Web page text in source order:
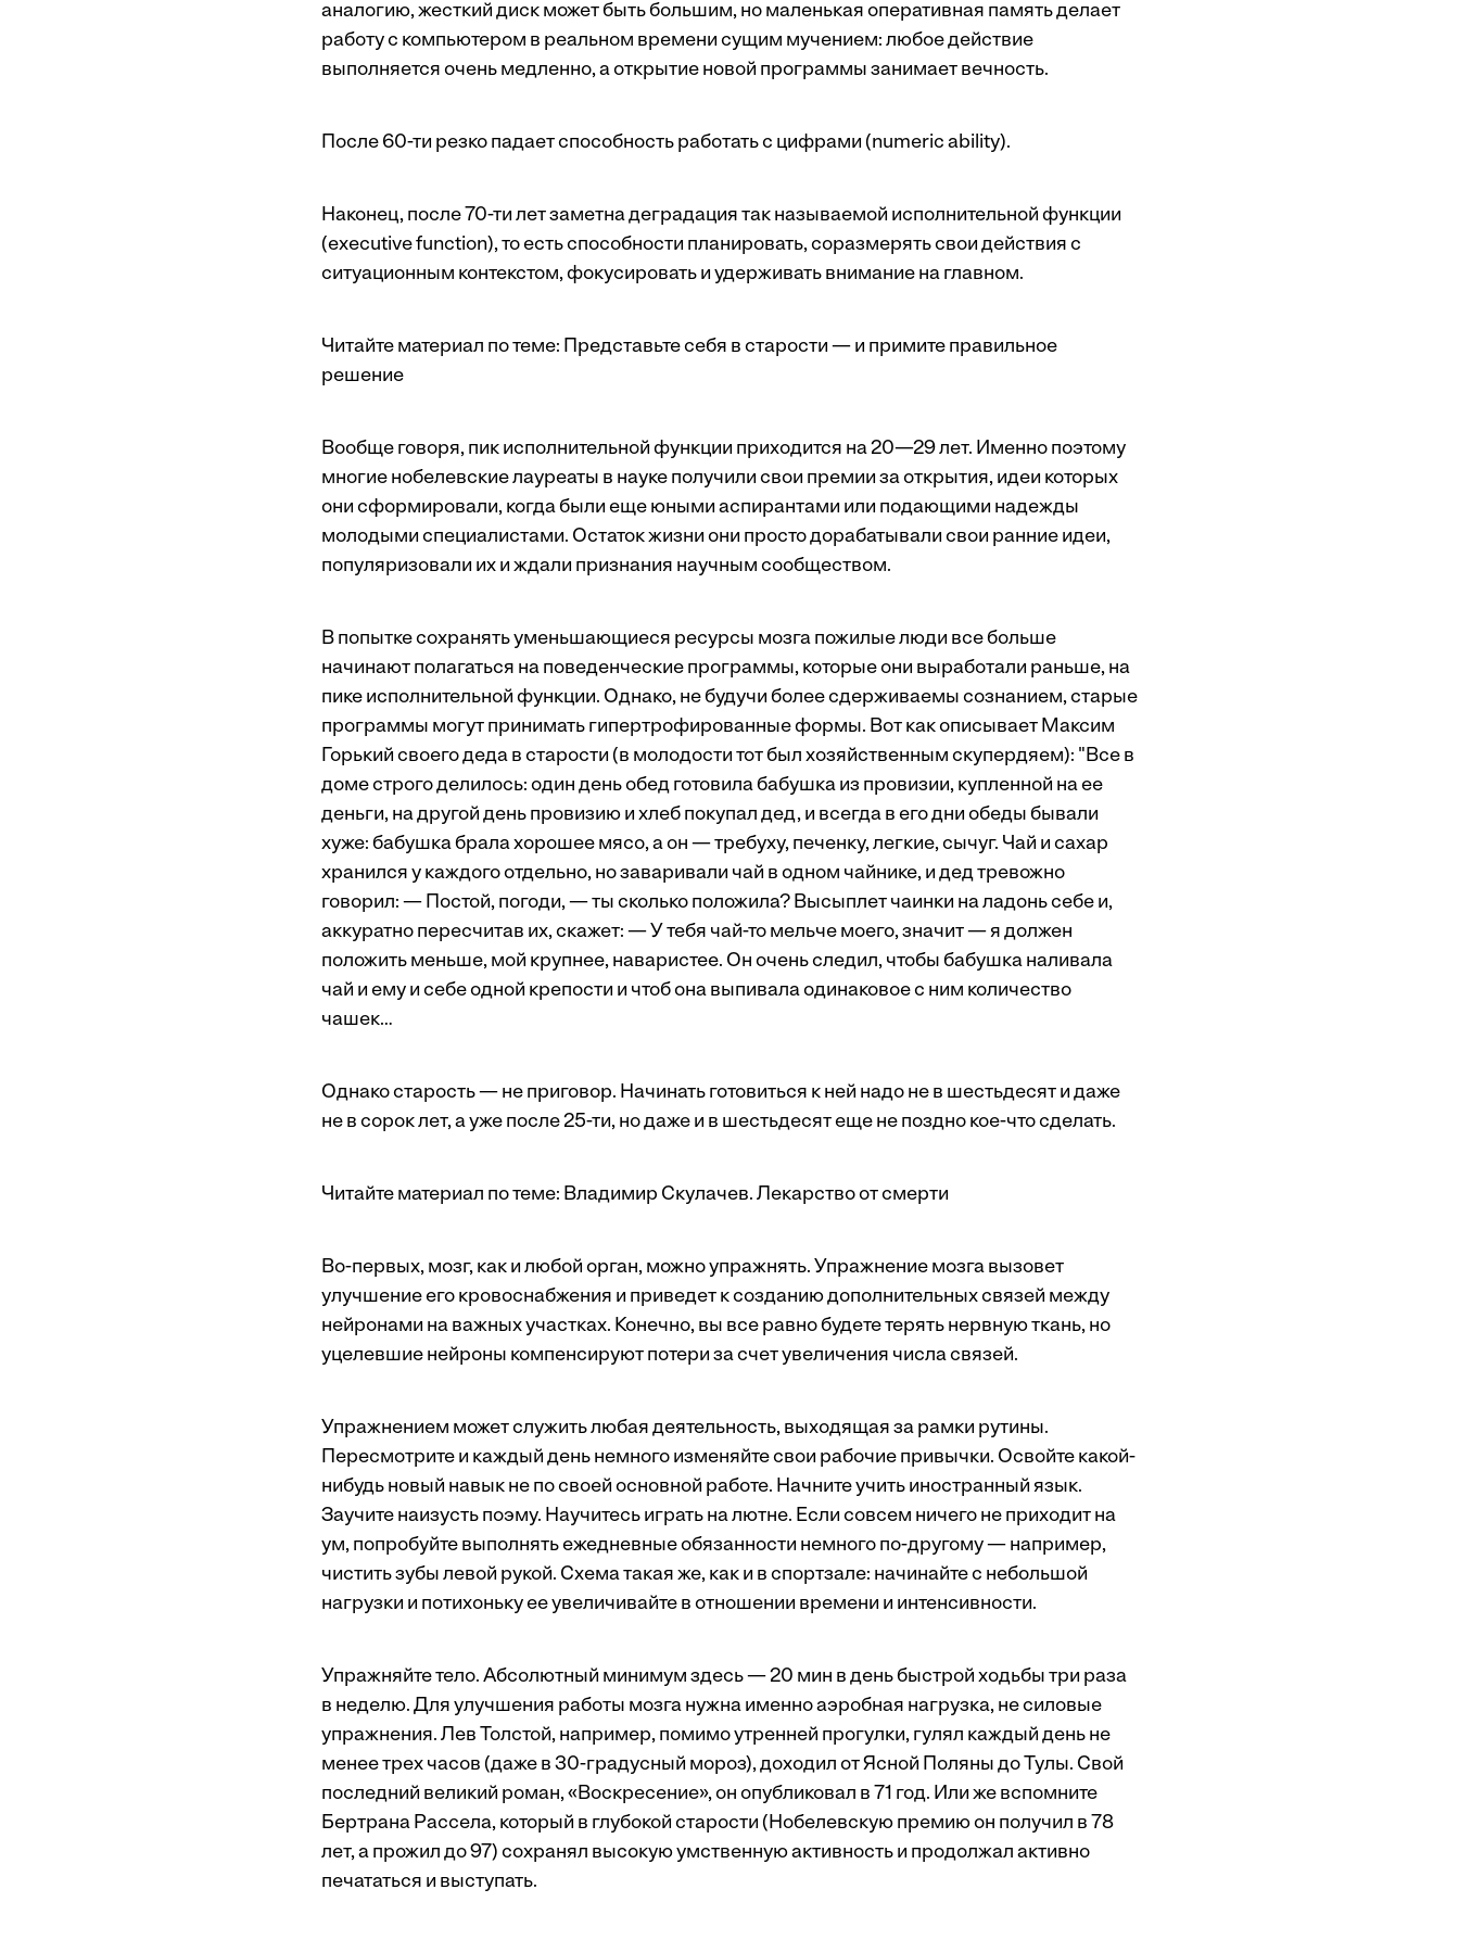
аналогию, жесткий диск может быть большим, но маленькая оперативная память делает
работу с компьютером в реальном времени сущим мучением: любое действие
выполняется очень медленно, а открытие новой программы занимает вечность.
После 60-ти резко падает способность работать с цифрами (numeric ability).
Наконец, после 70-ти лет заметна деградация так называемой исполнительной функции
(executive function), то есть способности планировать, соразмерять свои действия с
ситуационным контекстом, фокусировать и удерживать внимание на главном.
Читайте материал по теме: Представьте себя в старости — и примите правильное
решение
Вообще говоря, пик исполнительной функции приходится на 20—29 лет. Именно поэтому
многие нобелевские лауреаты в науке получили свои премии за открытия, идеи которых
они сформировали, когда были еще юными аспирантами или подающими надежды
молодыми специалистами. Остаток жизни они просто дорабатывали свои ранние идеи,
популяризовали их и ждали признания научным сообществом.
В попытке сохранять уменьшающиеся ресурсы мозга пожилые люди все больше
начинают полагаться на поведенческие программы, которые они выработали раньше, на
пике исполнительной функции. Однако, не будучи более сдерживаемы сознанием, старые
программы могут принимать гипертрофированные формы. Вот как описывает Максим
Горький своего деда в старости (в молодости тот был хозяйственным скупердяем): "Все в
доме строго делилось: один день обед готовила бабушка из провизии, купленной на ее
деньги, на другой день провизию и хлеб покупал дед, и всегда в его дни обеды бывали
хуже: бабушка брала хорошее мясо, а он — требуху, печенку, легкие, сычуг. Чай и сахар
хранился у каждого отдельно, но заваривали чай в одном чайнике, и дед тревожно
говорил: — Постой, погоди, — ты сколько положила? Высыплет чаинки на ладонь себе и,
аккуратно пересчитав их, скажет: — У тебя чай-то мельче моего, значит — я должен
положить меньше, мой крупнее, наваристее. Он очень следил, чтобы бабушка наливала
чай и ему и себе одной крепости и чтоб она выпивала одинаковое с ним количество
чашек…
Однако старость — не приговор. Начинать готовиться к ней надо не в шестьдесят и даже
не в сорок лет, а уже после 25-ти, но даже и в шестьдесят еще не поздно кое-что сделать.
Читайте материал по теме: Владимир Скулачев. Лекарство от смерти
Во-первых, мозг, как и любой орган, можно упражнять. Упражнение мозга вызовет
улучшение его кровоснабжения и приведет к созданию дополнительных связей между
нейронами на важных участках. Конечно, вы все равно будете терять нервную ткань, но
уцелевшие нейроны компенсируют потери за счет увеличения числа связей.
Упражнением может служить любая деятельность, выходящая за рамки рутины.
Пересмотрите и каждый день немного изменяйте свои рабочие привычки. Освойте какой-
нибудь новый навык не по своей основной работе. Начните учить иностранный язык.
Заучите наизусть поэму. Научитесь играть на лютне. Если совсем ничего не приходит на
ум, попробуйте выполнять ежедневные обязанности немного по-другому — например,
чистить зубы левой рукой. Схема такая же, как и в спортзале: начинайте с небольшой
нагрузки и потихоньку ее увеличивайте в отношении времени и интенсивности.
Упражняйте тело. Абсолютный минимум здесь — 20 мин в день быстрой ходьбы три раза
в неделю. Для улучшения работы мозга нужна именно аэробная нагрузка, не силовые
упражнения. Лев Толстой, например, помимо утренней прогулки, гулял каждый день не
менее трех часов (даже в 30-градусный мороз), доходил от Ясной Поляны до Тулы. Свой
последний великий роман, «Воскресение», он опубликовал в 71 год. Или же вспомните
Бертрана Рассела, который в глубокой старости (Нобелевскую премию он получил в 78
лет, а прожил до 97) сохранял высокую умственную активность и продолжал активно
печататься и выступать.